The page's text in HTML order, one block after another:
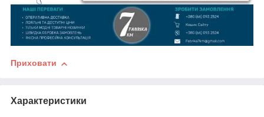
Приховати
Характеристики